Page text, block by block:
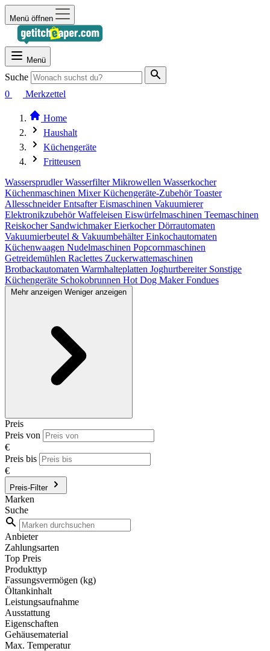
Menü öffnen
Menü
Suche
0
Merkzettel
Home
Haushalt
Küchengeräte
Fritteusen
WassersprudlerWasserfilterMikrowellen Wasserkocher
Küchenmaschinen MixerKüchengeräte-ZubehörToaster
AllesschneiderEntsafterEismaschinen Vakuumierer
ElektronikzubehörWaffeleisen Eiswürfelmaschinen Teemaschinen
Reiskocher SandwichmakerEierkocherDörrautomaten
Vakuumierbeutel & VakuumbehälterEinkochautomaten
Küchenwaagen Nudelmaschinen Popcornmaschinen
Getreidemühlen Raclettes Zuckerwattemaschinen
Brotbackautomaten Warmhalteplatten Joghurtbereiter Sonstige
Küchengeräte Schokobrunnen Hot Dog MakerFondues
Mehr anzeigen Weniger anzeigen
Preis
Preis von
€
Preis bis
€
Preis-Filter
Marken
Suche
Anbieter
Zahlungsarten
Top Preis
Produkttyp
Fassungsvermögen (kg)
Öltankinhalt
Leistungsaufnahme
Ausstattung
Eigenschaften
Gehäusematerial
Max. Temperatur